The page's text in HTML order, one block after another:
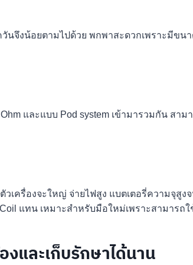
จึงน้อยตามไปด้วย พกพาสะดวกเพราะมีข
และแบบ Pod system เข้ามารวมกัน สา
เครื่องจะใหญ่ จ่ายไฟสูง แบตเตอรี่ความจุ
แทน เหมาะสำหรับมือใหม่เพราะสามารถใ
งและเก็บรักษาได้นาน